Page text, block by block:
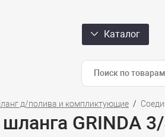
Каталог
д/полива и компликтующие
GRINDA